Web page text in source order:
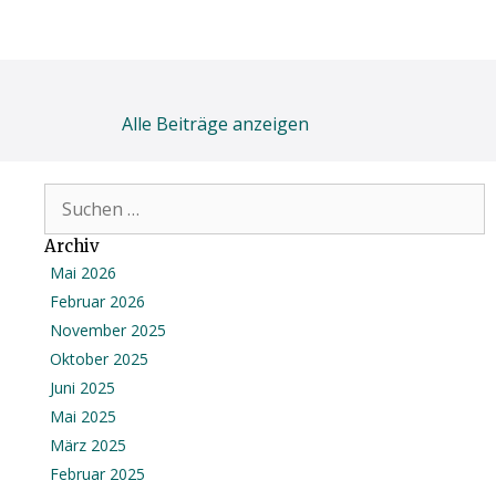
Alle Beiträge anzeigen
nach:
Archiv
Mai 2026
Februar 2026
November 2025
Oktober 2025
Juni 2025
Mai 2025
März 2025
Februar 2025